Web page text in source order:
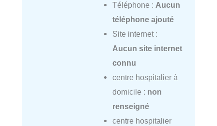
Téléphone : Aucun
téléphone ajouté
Site internet :
Aucun site internet
connu
centre hospitalier à
domicile : non
renseigné
centre hospitalier